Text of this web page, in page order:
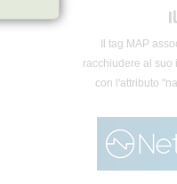
Il tag MAP
racchiudere al suo
con l'attributo